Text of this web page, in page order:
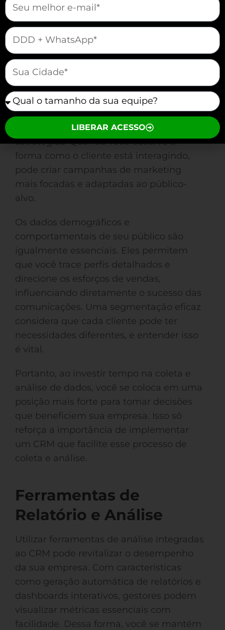
sistema robusto de CRM para WhatsApp.
Eles coletaram e analisaram dados de
resultando em uma abordagem mais
personalizada que atendeu às
expectativas dos clientes.
Compreender esses dados implica não
apenas em coletá-los, mas em analisá-los
sistematicamente para moldar futuras
estratégias. Quando você observa a
forma como o cliente está interagindo,
pode criar campanhas de marketing
mais focadas e adaptadas ao público-
alvo.
Os dados demográficos e
comportamentais de seu público são
igualmente essenciais. Eles permitem
que você trace perfis detalhados e
direcione os esforços de vendas,
influenciando diretamente o sucesso das
comunicações. Uma segmentação eficaz
considera que cada cliente pode ter
necessidades diferentes, e entender isso
é vital.
Portanto, ao investir tempo na coleta e
análise de dados, você se coloca em uma
posição mais forte para tomar decisões
que beneficiem sua empresa. Isso só
reforça a importância de implementar
um CRM que facilite esse processo de
coleta e análise.
Ferramentas de
Relatório e Análise
Utilizar ferramentas de análise integradas
ao CRM pode revitalizar o desempenho
da sua empresa. Com características
como geração automática de relatórios e
dashboards interativos, gestores podem
visualizar métricas essenciais com
facilidade. Dessa forma, você se mantém
mauticform[telefone]
mauticform[cidade]
mauticform[equipe]
LIBERAR ACESSO